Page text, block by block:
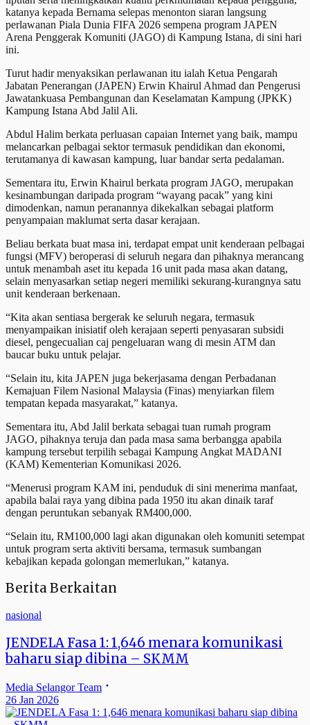
katanya kepada Bernama selepas menonton siaran langsung
perlawanan Piala Dunia FIFA 2026 sempena program JAPEN
Arena Penggerak Komuniti (JAGO) di Kampung Istana, di sini hari
ini.
Turut hadir menyaksikan perlawanan itu ialah Ketua Pengarah
Jabatan Penerangan (JAPEN) Erwin Khairul Ahmad dan Pengerusi
Jawatankuasa Pembangunan dan Keselamatan Kampung (JPKK)
Kampung Istana Abd Jalil Ali.
Abdul Halim berkata perluasan capaian Internet yang baik, mampu
melancarkan pelbagai sektor termasuk pendidikan dan ekonomi,
terutamanya di kawasan kampung, luar bandar serta pedalaman.
Sementara itu, Erwin Khairul berkata program JAGO, merupakan
kesinambungan daripada program “wayang pacak” yang kini
dimodenkan, namun peranannya dikekalkan sebagai platform
penyampaian maklumat serta dasar kerajaan.
Beliau berkata buat masa ini, terdapat empat unit kenderaan pelbagai
fungsi (MFV) beroperasi di seluruh negara dan pihaknya merancang
untuk menambah aset itu kepada 16 unit pada masa akan datang,
selain menyasarkan setiap negeri memiliki sekurang-kurangnya satu
unit kenderaan berkenaan.
“Kita akan sentiasa bergerak ke seluruh negara, termasuk
menyampaikan inisiatif oleh kerajaan seperti penyasaran subsidi
diesel, pengecualian caj pengeluaran wang di mesin ATM dan
baucar buku untuk pelajar.
“Selain itu, kita JAPEN juga bekerjasama dengan Perbadanan
Kemajuan Filem Nasional Malaysia (Finas) menyiarkan filem
tempatan kepada masyarakat,” katanya.
Sementara itu, Abd Jalil berkata sebagai tuan rumah program
JAGO, pihaknya teruja dan pada masa sama berbangga apabila
kampung tersebut terpilih sebagai Kampung Angkat MADANI
(KAM) Kementerian Komunikasi 2026.
“Menerusi program KAM ini, penduduk di sini menerima manfaat,
apabila balai raya yang dibina pada 1950 itu akan dinaik taraf
dengan peruntukan sebanyak RM400,000.
“Selain itu, RM100,000 lagi akan digunakan oleh komuniti setempat
untuk program serta aktiviti bersama, termasuk sumbangan
kebajikan kepada golongan memerlukan,” katanya.
Berita Berkaitan
nasional
JENDELA Fasa 1: 1,646 menara komunikasi
baharu siap dibina – SKMM
Media Selangor Team
26 Jan 2026